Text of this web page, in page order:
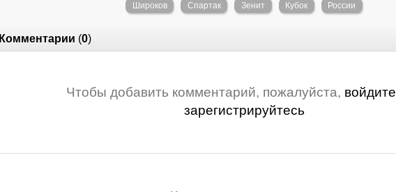
Широков Спартак Зенит Кубок России
Комментарии (0)
Чтобы добавить комментарий, пожалуйста, войдите
зарегистрируйтесь